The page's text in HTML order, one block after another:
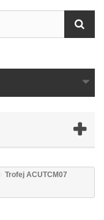
Trofej ACUTCM07